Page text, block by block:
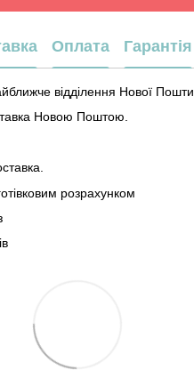
Оплата Гарантія
відділення Нової Пошти.
Новою Поштою.
розрахунком